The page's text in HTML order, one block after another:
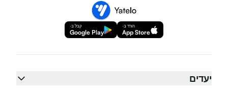
הורד ב-
App Store
קבל ב-
Google Play
יעדים